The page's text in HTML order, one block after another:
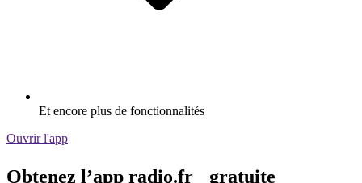
Et encore plus de fonctionnalités
Ouvrir l'app
Obtenez l’app radio.fr gratuite